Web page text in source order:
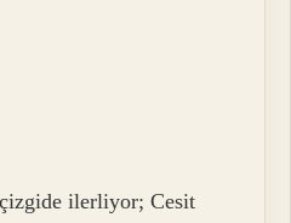
ilerliyor; Cesit